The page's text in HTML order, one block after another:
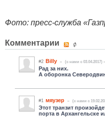
Фото: пресс-служба
Комментарии
#2 Billy (c нами с 03.04.2017)
Рад за них.
А оборонка
#1 мяузер (c нами с
Этот транзит
порта в Архангельске